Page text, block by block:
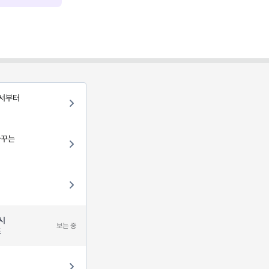
부터
는
보는 중